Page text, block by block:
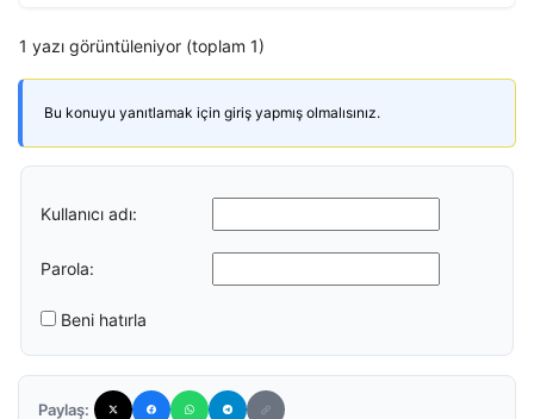
1 yazı görüntüleniyor (toplam 1)
Bu konuyu yanıtlamak için giriş yapmış olmalısınız.
Kullanıcı adı:
Parola:
Beni hatırla
Paylaş: